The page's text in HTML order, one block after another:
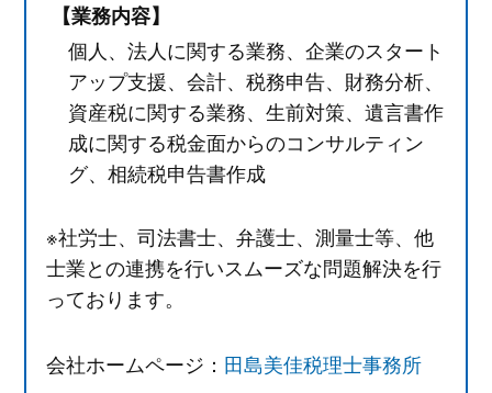
【業務内容】
個人、法人に関する業務、企業のスタート
アップ支援、会計、税務申告、財務分析、
資産税に関する業務、生前対策、遺言書作
成に関する税金面からのコンサルティン
グ、相続税申告書作成
※社労士、司法書士、弁護士、測量士等、他
士業との連携を行いスムーズな問題解決を行
っております。
会社ホームページ： 田島美佳税理士事務所